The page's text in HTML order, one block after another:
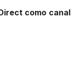
como canal